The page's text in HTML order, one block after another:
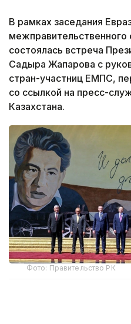
В рамках заседания
состоялась встреча
Садыра Жапарова с
стран-участниц ЕМПС,
со ссылкой на пресс-
Казахстана.
Фото: Правительство РК